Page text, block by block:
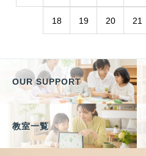
18 19 20 21
OUR SUPPORT
教室一覧